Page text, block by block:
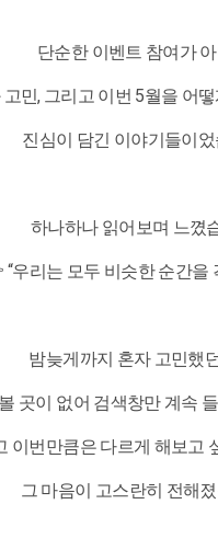
단순한 이벤트 참여가
민, 그리고 이번 5월을 어
진심이 담긴 이야기들이었
하나하나 읽어보며 느꼈
우리는 모두 비슷한 순간을
밤늦게까지 혼자 고민했
곳이 없어 검색창만 계속
이번만큼은 다르게 해보고
그 마음이 고스란히 전해